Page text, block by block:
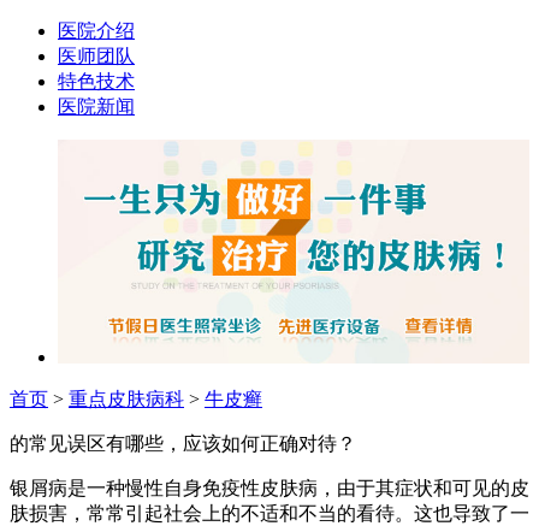
医院介绍
医师团队
特色技术
医院新闻
首页 > 重点皮肤病科 > 牛皮癣
的常见误区有哪些，应该如何正确对待？
银屑病是一种慢性自身免疫性皮肤病，由于其症状和可见的皮
肤损害，常常引起社会上的不适和不当的看待。这也导致了一